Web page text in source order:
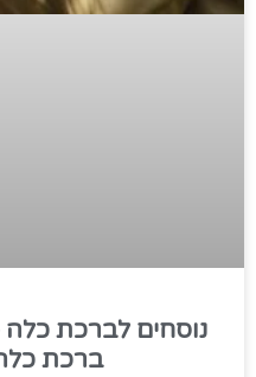
נוסחים לברכת
ברכת